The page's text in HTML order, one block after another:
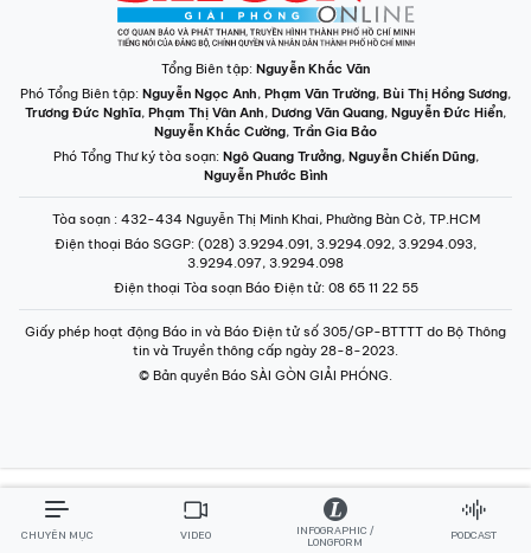
Tổng Biên tập: Nguyễn Khắc Văn
Phó Tổng Biên tập: Nguyễn Ngọc Anh, Phạm Văn Trường, Bùi Thị Hồng Sương,
Trương Đức Nghĩa, Phạm Thị Vân Anh, Dương Văn Quang, Nguyễn Đức Hiển,
Nguyễn Khắc Cường, Trần Gia Bảo
Phó Tổng Thư ký tòa soạn: Ngô Quang Trưởng, Nguyễn Chiến Dũng,
Nguyễn Phước Bình
Tòa soạn : 432-434 Nguyễn Thị Minh Khai, Phường Bàn Cờ, TP.HCM
Điện thoại Báo SGGP: (028) 3.9294.091, 3.9294.092, 3.9294.093,
3.9294.097, 3.9294.098
Điện thoại Tòa soạn Báo Điện tử: 08 65 11 22 55
Giấy phép hoạt động Báo in và Báo Điện tử số 305/GP-BTTTT do Bộ Thông
tin và Truyền thông cấp ngày 28-8-2023.
© Bản quyền Báo SÀI GÒN GIẢI PHÓNG.
CHUYÊN MỤC VIDEO
INFOGRAPHIC /
LONGFORM
PODCAST